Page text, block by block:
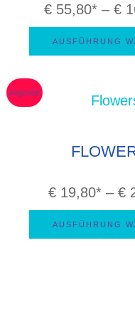
€ 55,80 –€
AUSFÜHRUNG
Angebot!
€19,80 – €
AUSFÜHRUNG